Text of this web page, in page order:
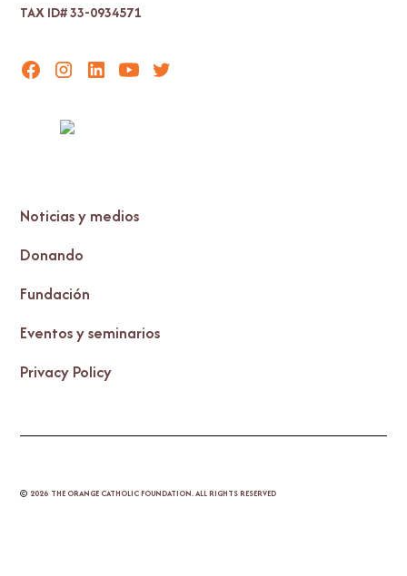
TAX ID# 33-0934571
Noticias y medios
Donando
Fundación
Eventos y seminarios
Privacy Policy
© 2026 THE ORANGE CATHOLIC FOUNDATION. ALL RIGHTS RESERVED